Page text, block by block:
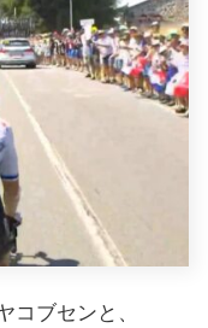
コブセンと、